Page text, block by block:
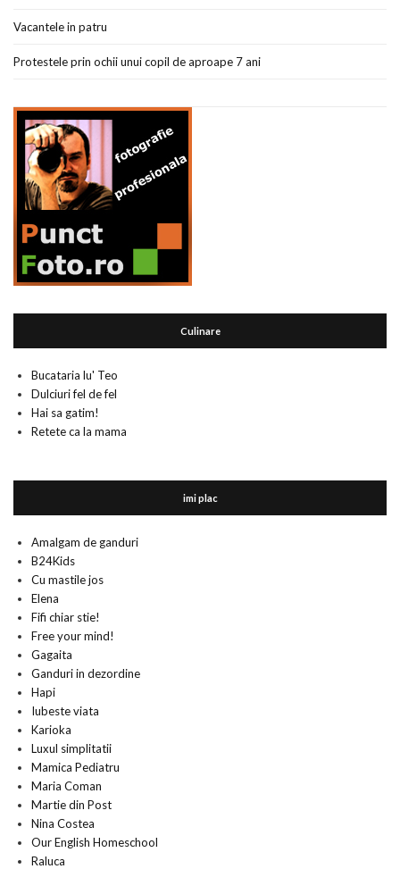
Vacantele in patru
Protestele prin ochii unui copil de aproape 7 ani
Culinare
Bucataria lu' Teo
Dulciuri fel de fel
Hai sa gatim!
Retete ca la mama
imi plac
Amalgam de ganduri
B24Kids
Cu mastile jos
Elena
Fifi chiar stie!
Free your mind!
Gagaita
Ganduri in dezordine
Hapi
Iubeste viata
Karioka
Luxul simplitatii
Mamica Pediatru
Maria Coman
Martie din Post
Nina Costea
Our English Homeschool
Raluca